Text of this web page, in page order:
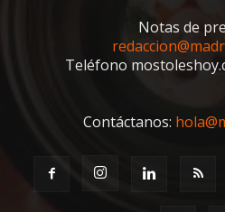
Notas de
Teléfono
Contáctanos: